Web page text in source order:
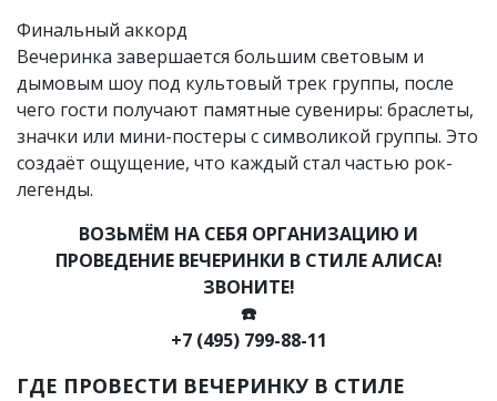
Финальный аккорд
Вечеринка завершается большим световым и
дымовым шоу под культовый трек группы, после
чего гости получают памятные сувениры: браслеты,
значки или мини-постеры с символикой группы. Это
создаёт ощущение, что каждый стал частью рок-
легенды.
ВОЗЬМЁМ НА СЕБЯ ОРГАНИЗАЦИЮ И
ПРОВЕДЕНИЕ ВЕЧЕРИНКИ В СТИЛЕ АЛИСА!
ЗВОНИТЕ!
☎️
+7 (495) 799-88-11
ГДЕ ПРОВЕСТИ ВЕЧЕРИНКУ В СТИЛЕ